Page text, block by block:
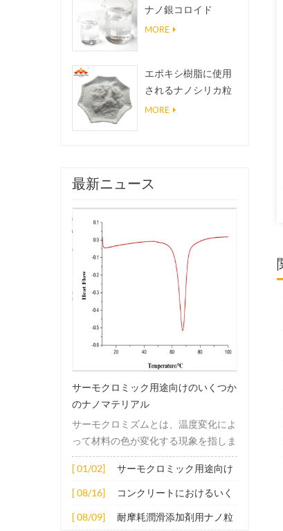
ナノ銀コロイド
MORE
エポキシ樹脂に使用
されるナノシリカ粒
子、超疎水性コーテ
MORE
最新ニュース
サーモクロミック用途向けのいくつか
のナノマテリアル
サーモクロミズムとは、温度変化によ
って材料の色が変化する現象を指しま
す。この変化は通常、材料の電子構造
または分子構造の変化によって引き起
こされます。その適用原理には主に次
ミック材料の分子は、加熱されると構
[ 01/02]
サーモクロミック用途向け
[ 08/16]
コンクリートにおけるいく
つかのナノ材料の拡張応用
[ 08/09]
耐摩耗潤滑添加剤用ナノ粒
度超微細複合イットリウ
定酸化ジルコニアナノ粉
コニウムセラミックス、
火性材料、光通信機器、
ネルギー材料を製造する
の基礎原料として使用さ
高純度超微粒子複合イッ
ウム安定酸化ジルコニウ
セラミックス及び構造体の焼
結のためのイットリア安定化
ジルコニアナノ粉末
セラミックス及び構造体の焼
結のためのイットリア安定化
ジルコニアナノ粉末